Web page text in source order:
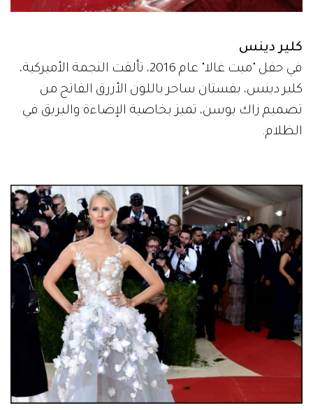
كلير دينس
في حفل "ميت غالا" عام 2016، تألقت النجمة الأميركية،
كلير دينس، بفستان ساحر باللون الأزرق الفاتح من
تصميم زاك بوسن، تميز بخاصية الإضاءة والبريق في
الظلام.